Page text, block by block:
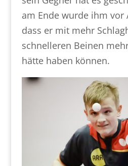
am Ende wurde ihm vor
dass er mit mehr
schnelleren Beinen
hätte haben können.